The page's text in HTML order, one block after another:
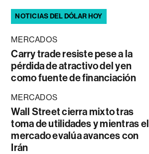
NOTICIAS DEL DÓLAR HOY
MERCADOS
Carry trade resiste pese a la
pérdida de atractivo del yen
como fuente de financiación
MERCADOS
Wall Street cierra mixto tras
toma de utilidades y mientras el
mercado evalúa avances con
Irán